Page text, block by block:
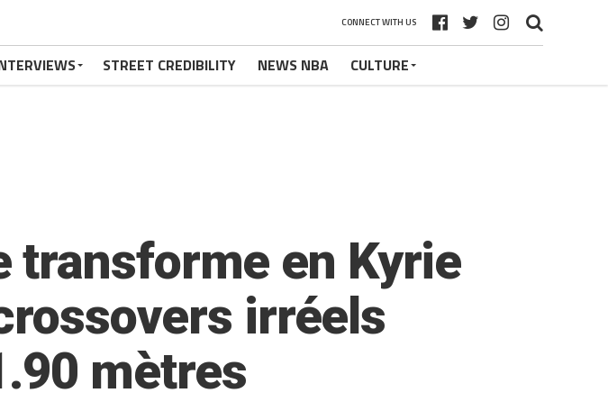
CONNECT WITH US
STREET CREDIBILITY NEWS NBA CULTURE
transforme en Kyrie
irréels
mètres